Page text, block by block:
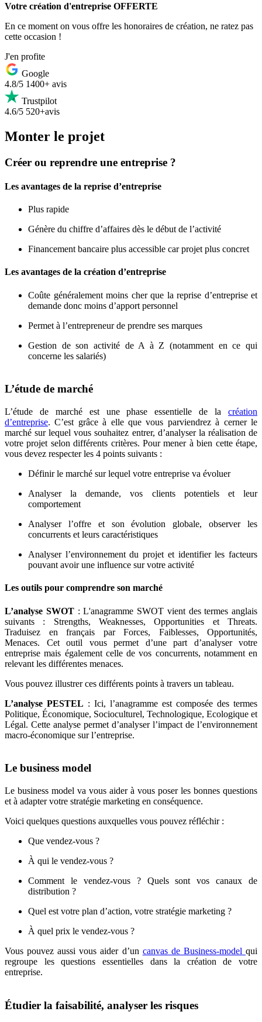
Votre création d'entreprise OFFERTE
En ce moment on vous offre les honoraires de création, ne ratez pas
cette occasion !
J'en profite
Google
4.8/5 1400+ avis
Trustpilot
4.6/5 520+avis
Monter le projet
Créer ou reprendre une entreprise ?
Les avantages de la reprise d’entreprise
Plus rapide
Génère du chiffre d’affaires dès le début de l’activité
Financement bancaire plus accessible car projet plus concret
Les avantages de la création d’entreprise
Coûte généralement moins cher que la reprise d’entreprise et
demande donc moins d’apport personnel
Permet à l’entrepreneur de prendre ses marques
Gestion de son activité de A à Z (notamment en ce qui
concerne les salariés)
L’étude de marché
L’étude de marché est une phase essentielle de la création
d’entreprise. C’est grâce à elle que vous parviendrez à cerner le
marché sur lequel vous souhaitez entrer, d’analyser la réalisation de
votre projet selon différents critères. Pour mener à bien cette étape,
vous devez respecter les 4 points suivants :
Définir le marché sur lequel votre entreprise va évoluer
Analyser la demande, vos clients potentiels et leur
comportement
Analyser l’offre et son évolution globale, observer les
concurrents et leurs caractéristiques
Analyser l’environnement du projet et identifier les facteurs
pouvant avoir une influence sur votre activité
Les outils pour comprendre son marché
L’analyse SWOT : L'anagramme SWOT vient des termes anglais
suivants : Strengths, Weaknesses, Opportunities et Threats.
Traduisez en français par Forces, Faiblesses, Opportunités,
Menaces. Cet outil vous permet d’une part d’analyser votre
entreprise mais également celle de vos concurrents, notamment en
relevant les différentes menaces.
Vous pouvez illustrer ces différents points à travers un tableau.
L’analyse PESTEL : Ici, l’anagramme est composée des termes
Politique, Économique, Socioculturel, Technologique, Ecologique et
Légal. Cette analyse permet d’analyser l’impact de l’environnement
macro-économique sur l’entreprise.
Le business model
Le business model va vous aider à vous poser les bonnes questions
et à adapter votre stratégie marketing en conséquence.
Voici quelques questions auxquelles vous pouvez réfléchir :
Que vendez-vous ?
À qui le vendez-vous ?
Comment le vendez-vous ? Quels sont vos canaux de
distribution ?
Quel est votre plan d’action, votre stratégie marketing ?
À quel prix le vendez-vous ?
Vous pouvez aussi vous aider d’un canvas de Business-modelqui
regroupe les questions essentielles dans la création de votre
entreprise.
Étudier la faisabilité, analyser les risques